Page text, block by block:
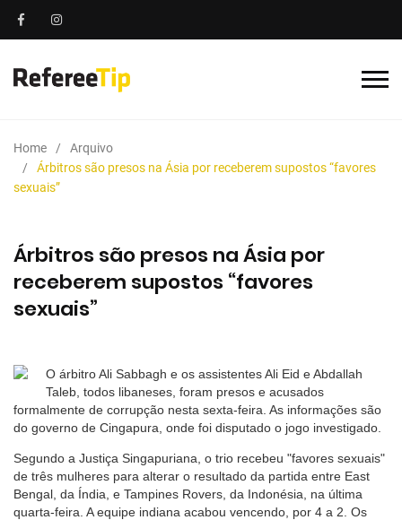
Home
Arquivo
Árbitros são presos na Ásia por receberem supostos “favores
sexuais”
Árbitros são presos na Ásia por
receberem supostos “favores
sexuais”
O árbitro Ali Sabbagh e os assistentes Ali Eid e Abdallah
Taleb, todos libaneses, foram presos e acusados
formalmente de corrupção nesta sexta-feira. As informações são
do governo de Cingapura, onde foi disputado o jogo investigado.
Segundo a Justiça Singapuriana, o trio recebeu "favores sexuais"
de três mulheres para alterar o resultado da partida entre East
Bengal, da Índia, e Tampines Rovers, da Indonésia, na última
quarta-feira. A equipe indiana acabou vencendo, por 4 a 2. Os